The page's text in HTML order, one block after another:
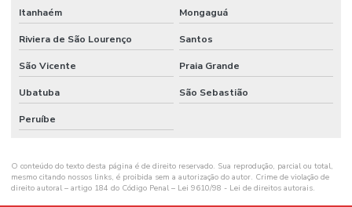
Itanhaém Mongaguá
Riviera de São Lourenço Santos
São Vicente Praia Grande
Ubatuba São Sebastião
Peruíbe
O conteúdo do texto desta página é de direito reservado. Sua reprodução, parcial ou total,
mesmo citando nossos links, é proibida sem a autorização do autor. Crime de violação de
direito autoral – artigo 184 do Código Penal – Lei 9610/98 - Lei de direitos autorais.